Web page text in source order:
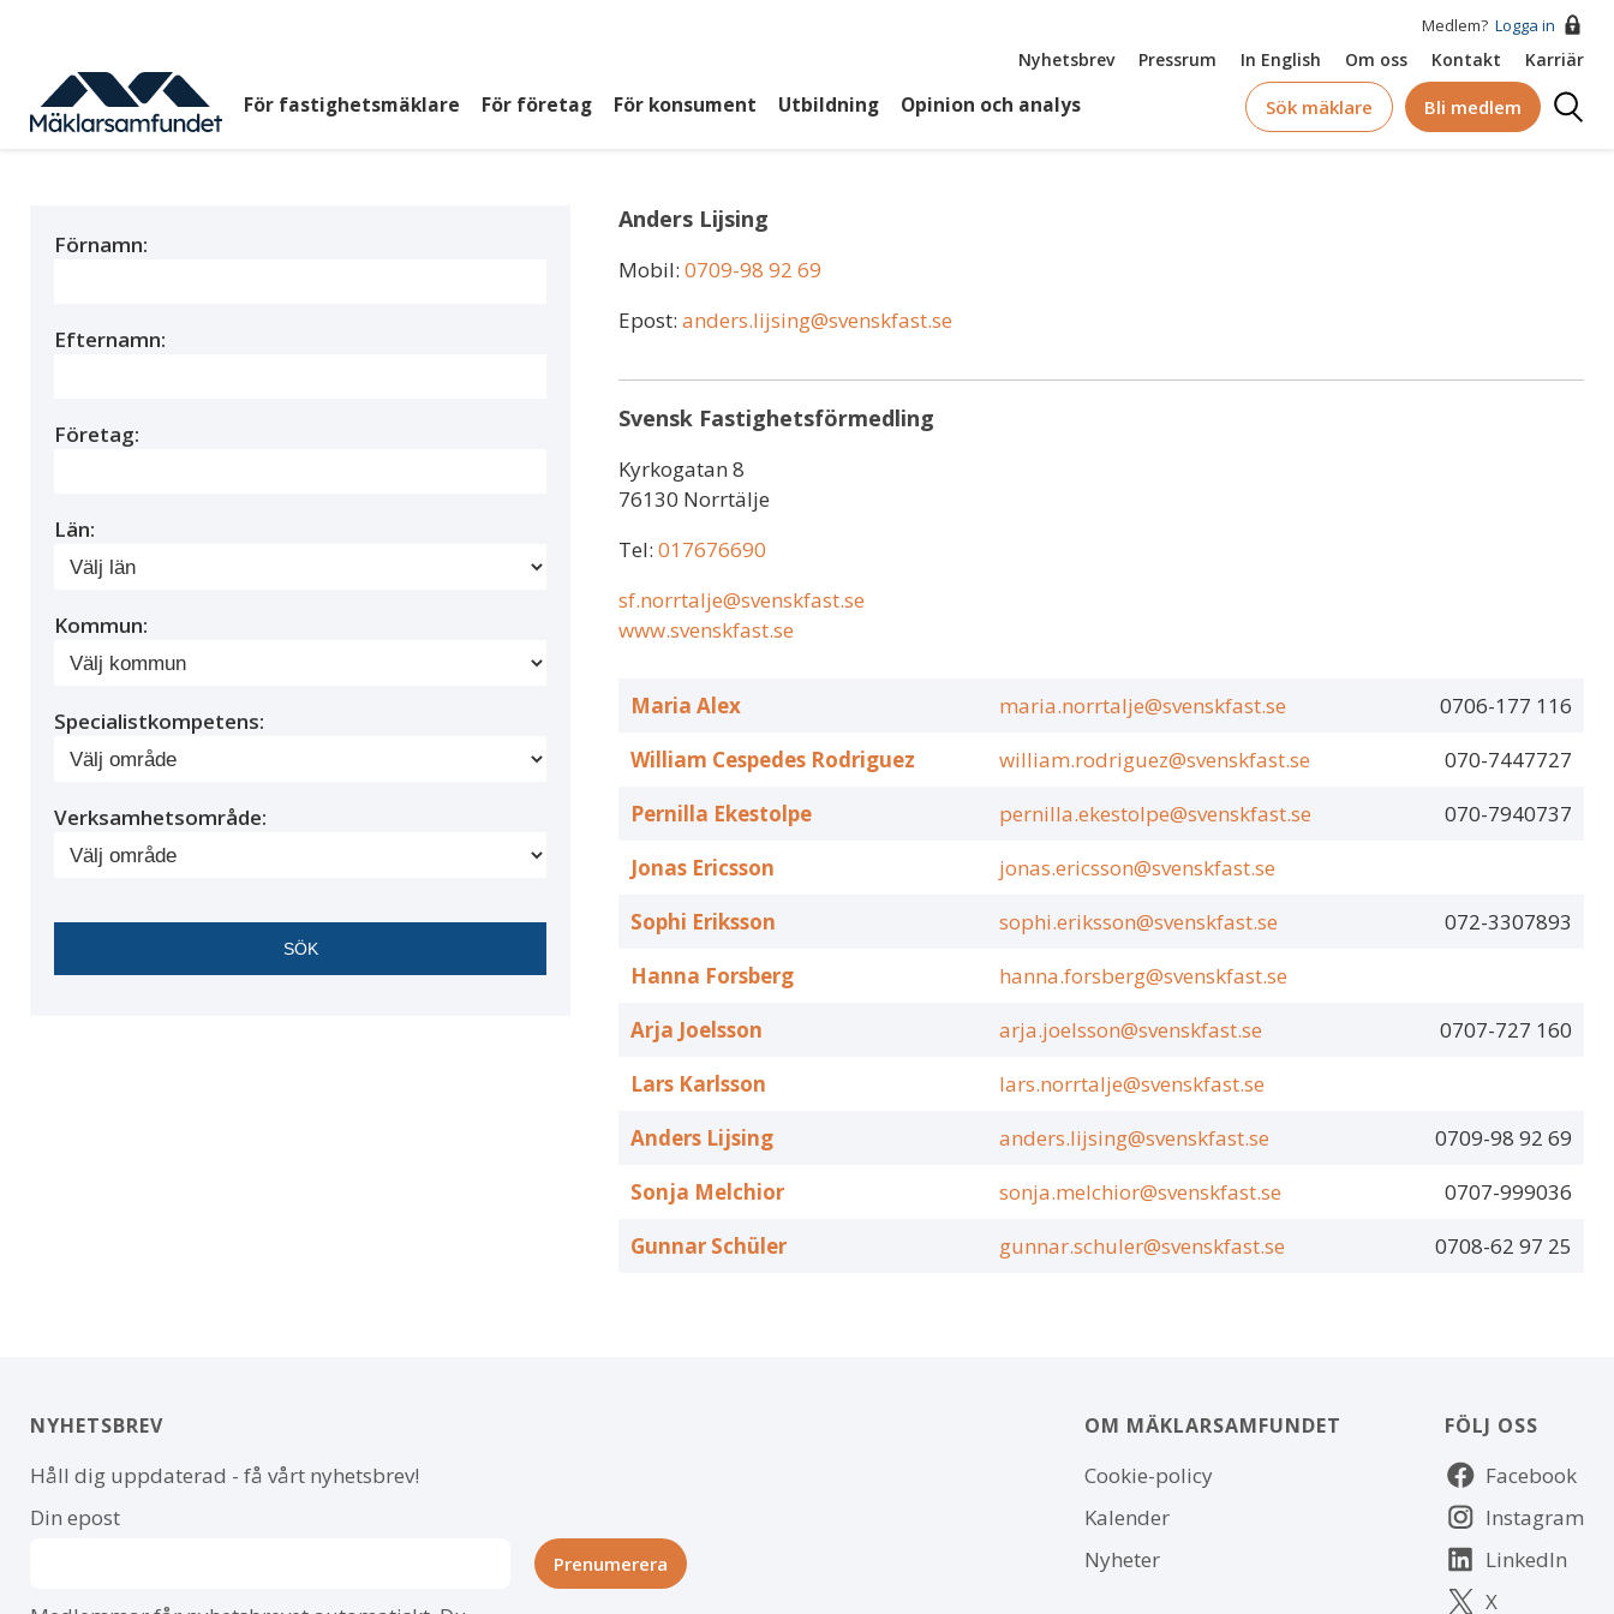
huvudinnehåll
Medlem? Logga in
Top
Nyhetsbrev Pressrum In English Om oss Kontakt Karriär
Huvudmeny
För fastighetsmäklare För företag För konsument Utbildning Opinion och analys Sök mäklare Bli medlem
Logga
Anders Lijsing
Mobil: 0709-98 92 69
Epost: anders.lijsing@svenskfast.se
Svensk Fastighetsförmedling
Kyrkogatan 8
76130 Norrtälje
Tel: 017676690
sf.norrtalje@svenskfast.se
www.svenskfast.se
Maria Alex maria.norrtalje@svenskfast.se
0706-177 116
William Cespedes Rodriguez
william.rodriguez@svenskfast.se
070-7447727
Pernilla Ekestolpe
pernilla.ekestolpe@svenskfast.se
070-7940737
Jonas Ericsson
jonas.ericsson@svenskfast.se
Sophi Eriksson
sophi.eriksson@svenskfast.se
072-3307893
Hanna Forsberg
hanna.forsberg@svenskfast.se
Arja Joelsson
arja.joelsson@svenskfast.se
0707-727 160
Lars Karlsson
lars.norrtalje@svenskfast.se
Anders Lijsing
anders.lijsing@svenskfast.se
0709-98 92 69
Sonja Melchior
sonja.melchior@svenskfast.se
0707-999036
Gunnar Schüler
gunnar.schuler@svenskfast.se 0708-62 97 25
Förnamn:
Efternamn:
Företag:
Län:
Kommun:
Specialistkompetens:
Verksamhetsområde:
NYHETSBREV
Håll dig uppdaterad - få vårt nyhetsbrev!
Din epost
OM MÄKLARSAMFUNDET
Om
Cookie-policy
Kalender
Nyheter
FÖLJ OSS
Följ
oss
Facebook
Instagram
LinkedIn
X